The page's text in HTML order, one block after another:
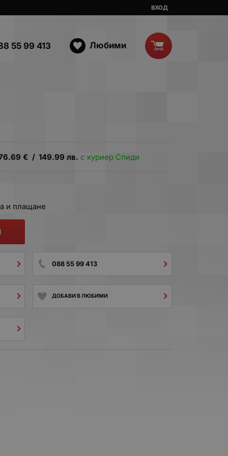
ВХОД
55 99 413 Любими
€ / 149.99 лв. с куриер Спиди
и плащане
088 55 99 413
ДОБАВИ В ЛЮБИМИ